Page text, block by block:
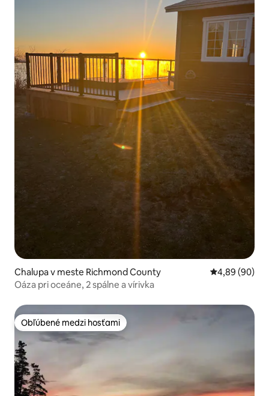
Chalupa v meste Richmond County Priemerné
4,89 (90)
Oáza pri oceáne, 2 spálne a vírivka
Obľúbené medzi hosťami
Obľúbené medzi hosťami